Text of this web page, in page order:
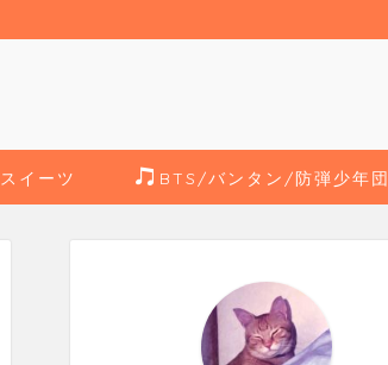
スイーツ BTS/バンタン/防弾少年団